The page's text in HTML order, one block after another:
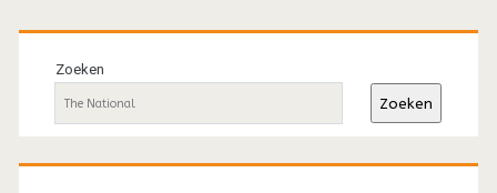
Primaire
sidebar
Zoeken
Zoeken